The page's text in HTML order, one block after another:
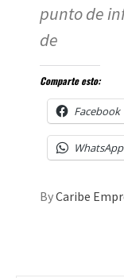
punto de
de
Comparte esto:
Facebook
WhatsApp
ByCaribe